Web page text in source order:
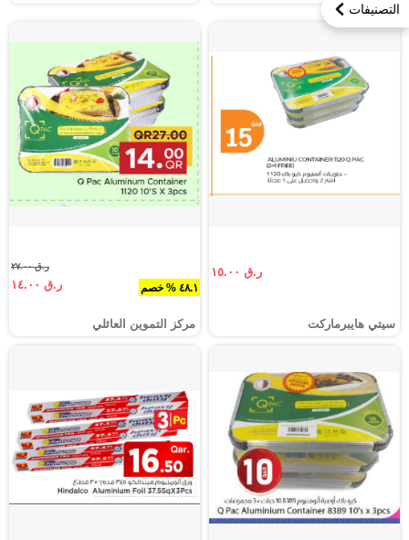
التصنيفات
ر.ق ١٥.٠٠
سيتي هايبرماركت
٤٨.١ % خصم
ر.ق ٢٧.٠٠
ر.ق ١٤.٠٠
مركز التموين العائلي